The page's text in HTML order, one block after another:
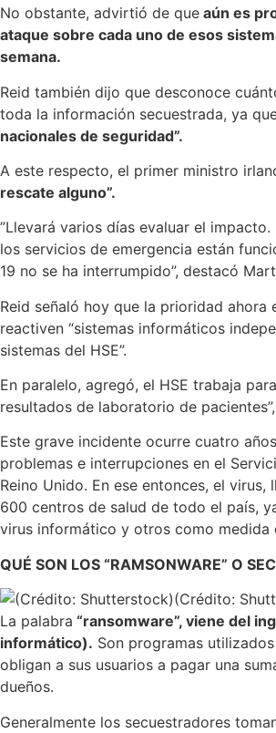
No obstante, advirtió de que aún es
ataque sobre cada uno de esos
semana.
Reid también dijo que desconoce
toda la información secuestrada, ya
nacionales de seguridad”.
A este respecto, el primer ministro
rescate alguno”.
”Llevará varios días evaluar el
los servicios de emergencia están
19 no se ha interrumpido”, destacó
Reid señaló hoy que la prioridad
reactiven “sistemas informáticos
sistemas del HSE”.
En paralelo, agregó, el HSE trabaja
resultados de laboratorio de
Este grave incidente ocurre cuatro
problemas e interrupciones en el
Reino Unido. En ese entonces, el
600 centros de salud de todo el país,
virus informático y otros como medida
QUÉ SON LOS “RAMSONWARE” O
(Crédito:
La palabra “ransomware”, viene del
informático). Son programas
obligan a sus usuarios a pagar una
dueños.
Generalmente los secuestradores